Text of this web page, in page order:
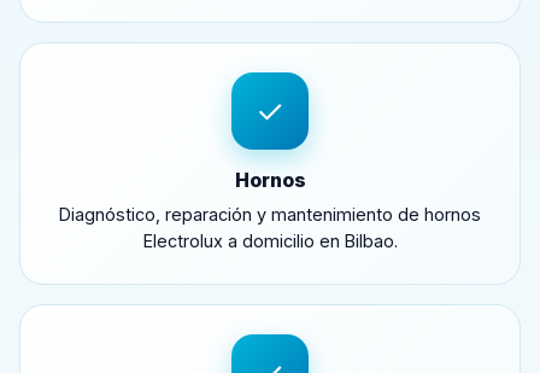
✓
Hornos
Diagnóstico, reparación y mantenimiento de hornos
Electrolux a domicilio en Bilbao.